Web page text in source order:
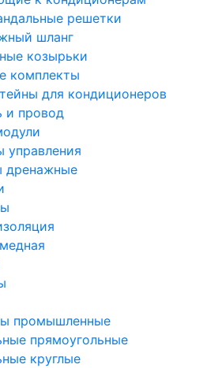
решетки
шланг
козырьки
комплекты
для кондиционеров
и провод
управления
дренажные
промышленные
прямоугольные
круглые